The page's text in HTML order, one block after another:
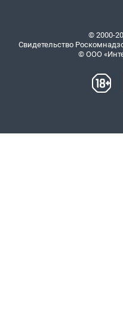
© 2000-
Свидетельство
© ООО